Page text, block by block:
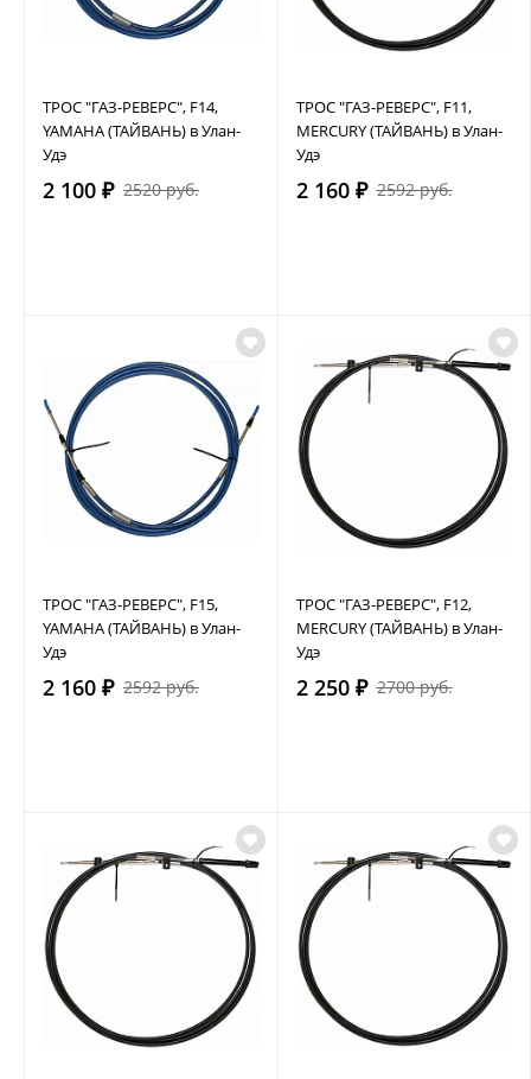
ТРОС "ГАЗ-РЕВЕРС", F14,
YAMAHA (ТАЙВАНЬ) в Улан-
Удэ
2 100 ₽ 2520 руб.
ТРОС "ГАЗ-РЕВЕРС", F11,
MERCURY (ТАЙВАНЬ) в Улан-
Удэ
2 160 ₽ 2592 руб.
ТРОС "ГАЗ-РЕВЕРС", F15,
YAMAHA (ТАЙВАНЬ) в Улан-
Удэ
2 160 ₽ 2592 руб.
ТРОС "ГАЗ-РЕВЕРС", F12,
MERCURY (ТАЙВАНЬ) в Улан-
Удэ
2 250 ₽ 2700 руб.